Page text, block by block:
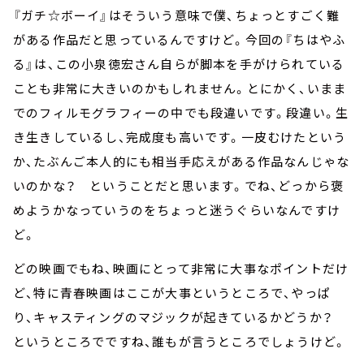
『ガチ☆ボーイ』はそういう意味で僕、ちょっとすごく難
がある作品だと思っているんですけど。今回の『ちはやふ
る』は、この小泉徳宏さん自らが脚本を手がけられている
ことも非常に大きいのかもしれません。とにかく、いまま
でのフィルモグラフィーの中でも段違いです。段違い。生
き生きしているし、完成度も高いです。一皮むけたという
か、たぶんご本人的にも相当手応えがある作品なんじゃな
いのかな？ ということだと思います。でね、どっから褒
めようかなっていうのをちょっと迷うぐらいなんですけ
ど。
どの映画でもね、映画にとって非常に大事なポイントだけ
ど、特に青春映画はここが大事というところで、やっぱ
り、キャスティングのマジックが起きているかどうか？
というところでですね、誰もが言うところでしょうけど。